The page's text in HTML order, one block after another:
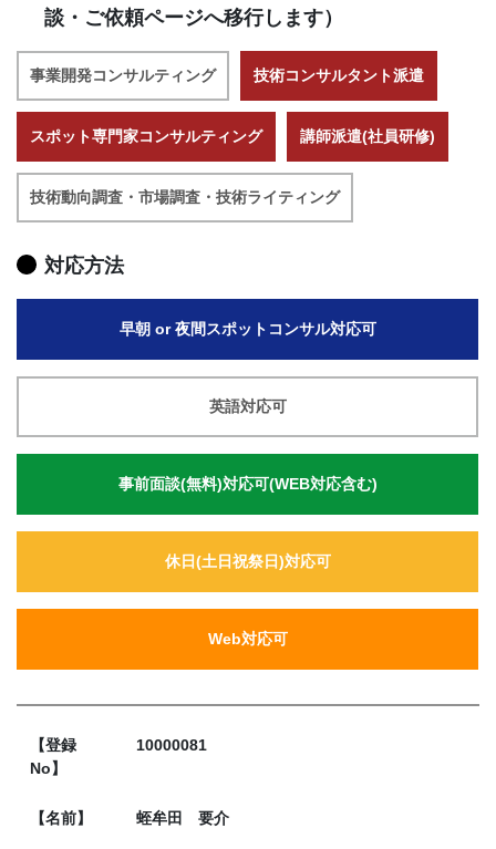
談・ご依頼ページへ移行します）
事業開発コンサルティング 技術コンサルタント派遣
スポット専門家コンサルティング 講師派遣(社員研修)
技術動向調査・市場調査・技術ライティング
対応方法
早朝 or 夜間スポットコンサル対応可
英語対応可
事前面談(無料)対応可(WEB対応含む)
休日(土日祝祭日)対応可
Web対応可
【登録
No】
10000081
【名前】 蛭牟田 要介